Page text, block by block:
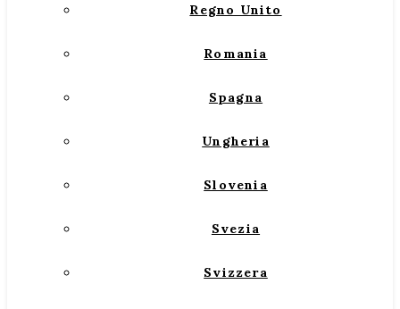
Regno Unito
Romania
Spagna
Ungheria
Slovenia
Svezia
Svizzera